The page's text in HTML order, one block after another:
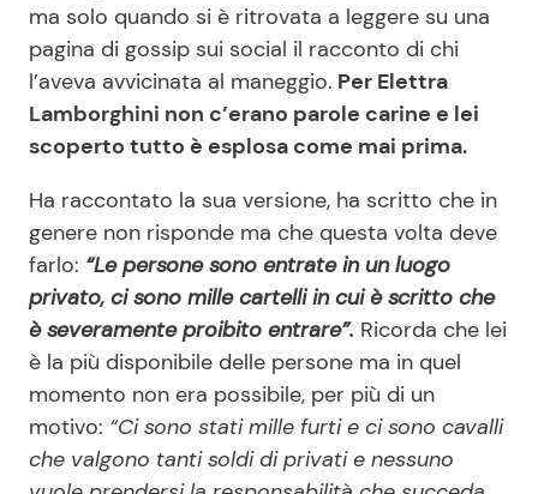
ma solo quando si è ritrovata a leggere su una
pagina di gossip sui social il racconto di chi
l’aveva avvicinata al maneggio. Per Elettra
Lamborghini non c’erano parole carine e lei
scoperto tutto è esplosa come mai prima.
Ha raccontato la sua versione, ha scritto che in
genere non risponde ma che questa volta deve
farlo: “Le persone sono entrate in un luogo
privato, ci sono mille cartelli in cui è scritto che
è severamente proibito entrare”. Ricorda che lei
è la più disponibile delle persone ma in quel
momento non era possibile, per più di un
motivo: “Ci sono stati mille furti e ci sono cavalli
che valgono tanti soldi di privati e nessuno